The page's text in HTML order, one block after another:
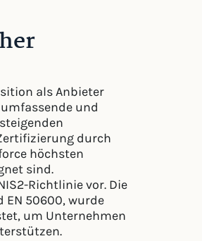
als Anbieter
und
durch
höchsten
sind.
Richtlinie vor. Die
EN 50600, wurde
um Unternehmen